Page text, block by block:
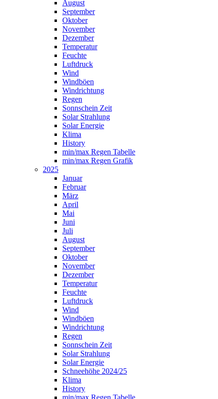
August
September
Oktober
November
Dezember
Temperatur
Feuchte
Luftdruck
Wind
Windböen
Windrichtung
Regen
Sonnschein Zeit
Solar Strahlung
Solar Energie
Klima
History
min/max Regen Tabelle
min/max Regen Grafik
2025
Januar
Februar
März
April
Mai
Juni
Juli
August
September
Oktober
November
Dezember
Temperatur
Feuchte
Luftdruck
Wind
Windböen
Windrichtung
Regen
Sonnschein Zeit
Solar Strahlung
Solar Energie
Schneehöhe 2024/25
Klima
History
min/max Regen Tabelle